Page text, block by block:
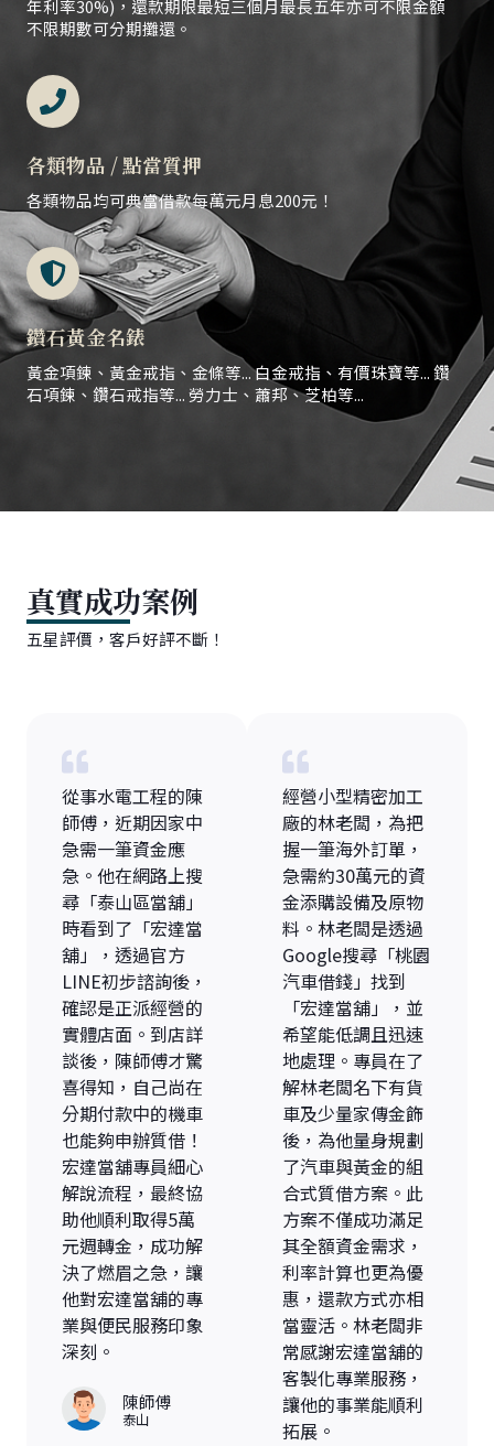
年利率30%)，還款期限最短三個月最長五年亦可不限金額
不限期數可分期攤還。
各類物品 / 點當質押
各類物品均可典當借款每萬元月息200元！
鑽石黃金名錶
黃金項鍊、黃金戒指、金條等... 白金戒指、有價珠寶等... 鑽
石項鍊、鑽石戒指等... 勞力士、蕭邦、芝柏等...
真實成功案例
五星評價，客戶好評不斷！
從事水電工程的陳
師傅，近期因家中
急需一筆資金應
急。他在網路上搜
尋「泰山區當舖」
時看到了「宏達當
舖」，透過官方
LINE初步諮詢後，
確認是正派經營的
實體店面。到店詳
談後，陳師傅才驚
喜得知，自己尚在
分期付款中的機車
也能夠申辦質借！
宏達當舖專員細心
解說流程，最終協
助他順利取得5萬
元週轉金，成功解
決了燃眉之急，讓
他對宏達當舖的專
業與便民服務印象
深刻。
陳師傅
泰山
經營小型精密加工
廠的林老闆，為把
握一筆海外訂單，
急需約30萬元的資
金添購設備及原物
料。林老闆是透過
Google搜尋「桃園
汽車借錢」找到
「宏達當舖」，並
希望能低調且迅速
地處理。專員在了
解林老闆名下有貨
車及少量家傳金飾
後，為他量身規劃
了汽車與黃金的組
合式質借方案。此
方案不僅成功滿足
其全額資金需求，
利率計算也更為優
惠，還款方式亦相
當靈活。林老闆非
常感謝宏達當舖的
客製化專業服務，
讓他的事業能順利
拓展。